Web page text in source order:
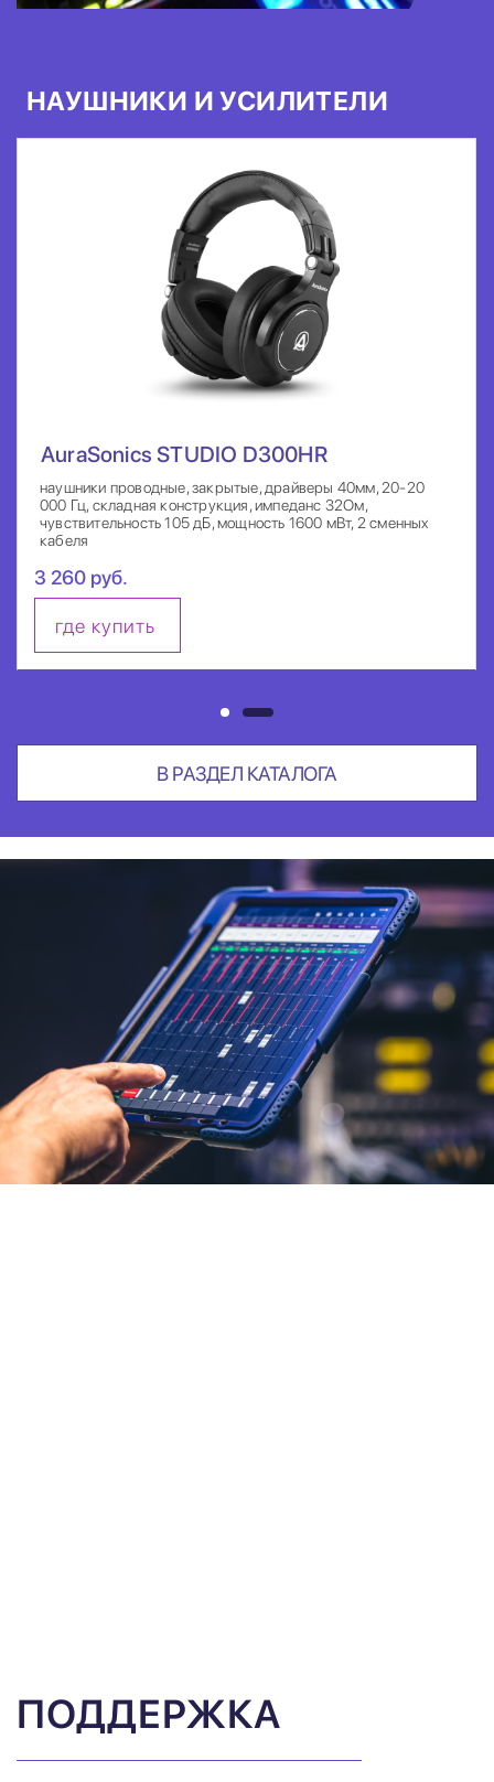
НАУШНИКИ И УСИЛИТЕЛИ
AuraSonics STUDIO D300HR
наушники проводные, закрытые, драйверы 40мм, 20-20
000 Гц, складная конструкция, импеданс 32Ом,
чувствительность 105 дБ, мощность 1600 мВт, 2 сменных
кабеля
3 260 руб.
где купить
В РАЗДЕЛ КАТАЛОГА
ПОДДЕРЖКА